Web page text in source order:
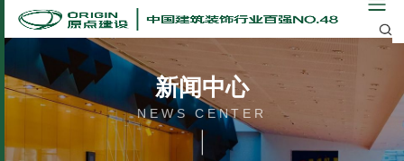
新闻中心
NEWS CENTER